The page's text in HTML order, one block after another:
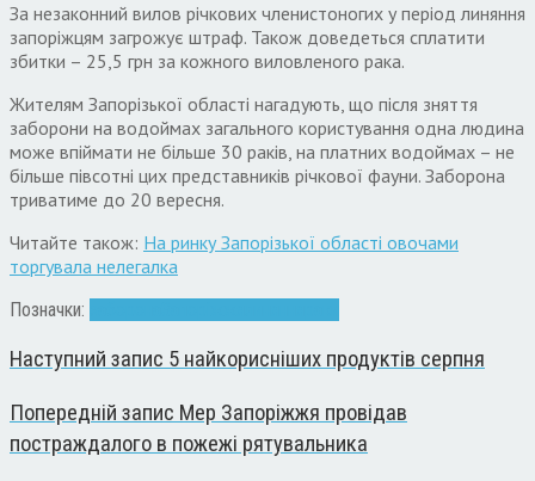
За незаконний вилов річкових членистоногих у період линяння
запоріжцям загрожує штраф. Також доведеться сплатити
збитки – 25,5 грн за кожного виловленого рака.
Жителям Запорізької області нагадують, що після зняття
заборони на водоймах загального користування одна людина
може впіймати не більше 30 раків, на платних водоймах – не
більше півсотні цих представників річкової фауни. Заборона
триватиме до 20 вересня.
Читайте також: На ринку Запорізької області овочами
торгувала нелегалка
Позначки:
Наступний запис 5 найкорисніших продуктів серпня
Попередній запис Мер Запоріжжя провідав
постраждалого в пожежі рятувальника